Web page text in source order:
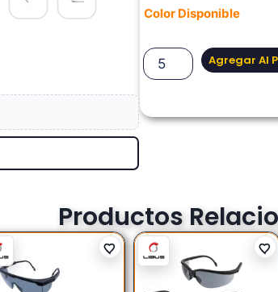
Color Disponible
Agregar Al
Productos